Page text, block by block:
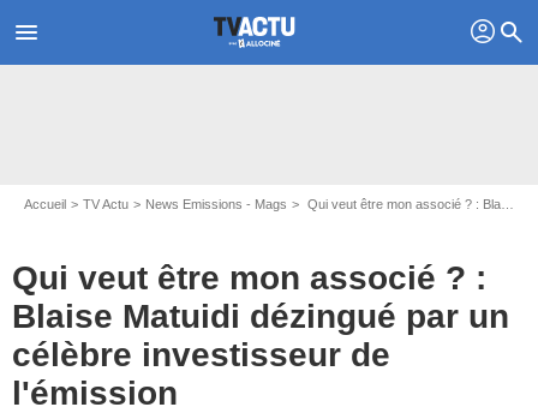
menu profil search
Accueil TV Actu News Emissions - Mags Qui veut être mon associé ? : Blaise Matuidi dézingué par un célèbre investisseur de l'émission
Qui veut être mon associé ? :
Blaise Matuidi dézingué par un
célèbre investisseur de
l'émission